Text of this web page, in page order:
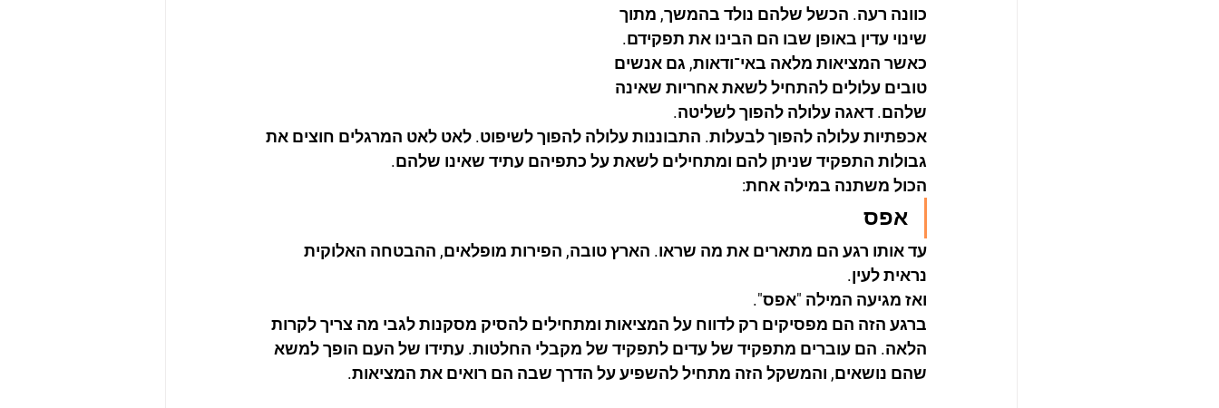
כוונה רעה. הכשל שלהם נולד בהמשך, מתוך
שינוי עדין באופן שבו הם הבינו את תפקידם.
כאשר המציאות מלאה באי־ודאות, גם אנשים
טובים עלולים להתחיל לשאת אחריות שאינה
שלהם. דאגה עלולה להפוך לשליטה.
אכפתיות עלולה להפוך לבעלות. התבוננות עלולה להפוך לשיפוט. לאט לאט המרגלים חוצים את
גבולות התפקיד שניתן להם ומתחילים לשאת על כתפיהם עתיד שאינו שלהם.
הכול משתנה במילה אחת:
אפס
עד אותו רגע הם מתארים את מה שראו. הארץ טובה, הפירות מופלאים, ההבטחה האלוקית
נראית לעין.
ואז מגיעה המילה "אפס".
ברגע הזה הם מפסיקים רק לדווח על המציאות ומתחילים להסיק מסקנות לגבי מה צריך לקרות
הלאה. הם עוברים מתפקיד של עדים לתפקיד של מקבלי החלטות. עתידו של העם הופך למשא
שהם נושאים, והמשקל הזה מתחיל להשפיע על הדרך שבה הם רואים את המציאות.